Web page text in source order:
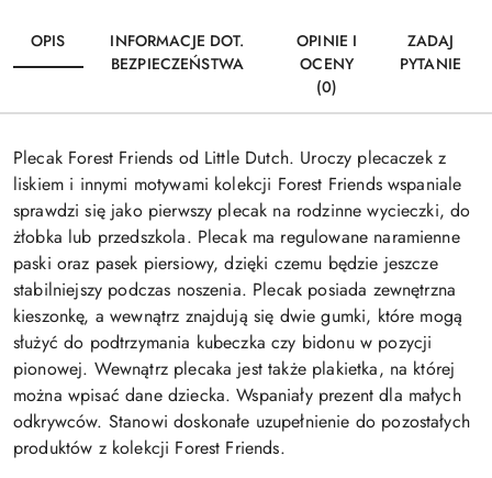
OPIS
INFORMACJE DOT.
BEZPIECZEŃSTWA
OPINIE I
OCENY
(0)
ZADAJ
PYTANIE
Plecak Forest Friends od Little Dutch. Uroczy plecaczek z
liskiem i innymi motywami kolekcji Forest Friends wspaniale
sprawdzi się jako pierwszy plecak na rodzinne wycieczki, do
żłobka lub przedszkola. Plecak ma regulowane naramienne
paski oraz pasek piersiowy, dzięki czemu będzie jeszcze
stabilniejszy podczas noszenia. Plecak posiada zewnętrzna
kieszonkę, a wewnątrz znajdują się dwie gumki, które mogą
służyć do podtrzymania kubeczka czy bidonu w pozycji
pionowej. Wewnątrz plecaka jest także plakietka, na której
można wpisać dane dziecka. Wspaniały prezent dla małych
odkrywców. Stanowi doskonałe uzupełnienie do pozostałych
produktów z kolekcji Forest Friends.